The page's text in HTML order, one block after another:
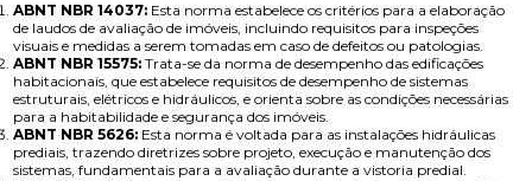
ABNT NBR 14037: Esta norma estabelece os critérios para a elaboração
de laudos de avaliação de imóveis, incluindo requisitos para inspeções
visuais e medidas a serem tomadas em caso de defeitos ou patologias.
ABNT NBR 15575: Trata-se da norma de desempenho das edificações
habitacionais, que estabelece requisitos de desempenho de sistemas
estruturais, elétricos e hidráulicos, e orienta sobre as condições necessárias
para a habitabilidade e segurança dos imóveis.
ABNT NBR 5626: Esta norma é voltada para as instalações hidráulicas
prediais, trazendo diretrizes sobre projeto, execução e manutenção dos
sistemas, fundamentais para a avaliação durante a vistoria predial.